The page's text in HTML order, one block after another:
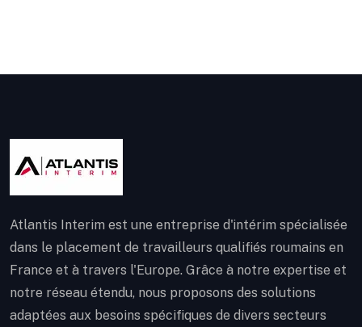
Atlantis Interim est une entreprise d'intérim spécialisée
dans le placement de travailleurs qualifiés roumains en
France et à travers l'Europe. Grâce à notre expertise et
notre réseau étendu, nous proposons des solutions
adaptées aux besoins spécifiques de divers secteurs